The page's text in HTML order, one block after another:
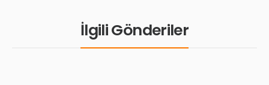
İlgili Gönderiler